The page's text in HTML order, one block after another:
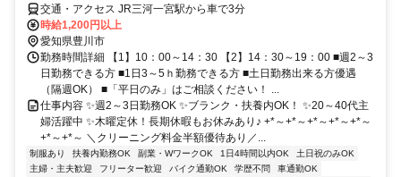
交通・アクセス JR三河一宮駅から車で3分
時給1,200円以上
愛知県豊川市
勤務時間詳細 【1】10：00～14：30 【2】14：30～19：00 ■週2～3
日勤務できる方 ■1日3～5ｈ勤務できる方 ■土日勤務出来る方優遇
（隔週OK） ■「平日のみ」はご相談ください！ ...
仕事内容 ✨週2～3日勤務OK ✨ブランク・扶養内OK！ ✨20～40代主
婦活躍中 ✨木曜定休！長期休暇もお休みあり♪ +*～+*～+*～+*～+*～
+*～+*～ ＼クリーニング料金半額優待あり／...
制服あり 扶養内勤務OK 副業・WワークOK 1日4時間以内OK
土日祝のみOK
主婦・主夫歓迎
フリーター歓迎 バイク通勤OK 学歴不問
車通勤OK